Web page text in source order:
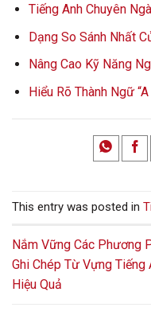
Tiếng Anh Chuyên
Dạng So Sánh Nhất
Nâng Cao Kỹ Năng
Hiểu Rõ Thành Ngữ
This entry was posted in
Nắm Vững Các Phương
Ghi Chép Từ Vựng Tiếng
Hiệu Quả